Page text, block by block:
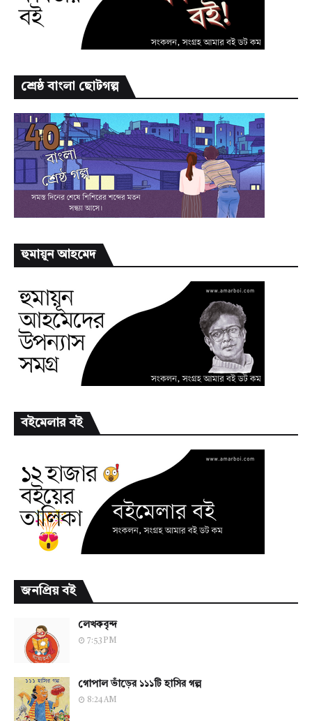
শ্রেষ্ঠ বাংলা ছোটগল্প
হুমায়ূন আহমেদ
বইমেলার বই
জনপ্রিয় বই
লেখকবৃন্দ
7:53 PM
গোপাল ভাঁড়ের ১১১টি হাসির গল্প
8:24 AM